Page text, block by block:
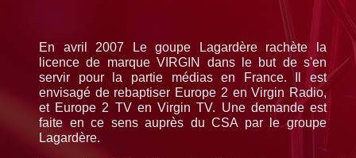
En avril 2007 Le goupe Lagardère rachète la
licence de marque VIRGIN dans le but de s'en
servir pour la partie médias en France. Il est
envisagé de rebaptiser Europe 2 en Virgin Radio,
et Europe 2 TV en Virgin TV. Une demande est
faite en ce sens auprès du CSA par le groupe
Lagardère.